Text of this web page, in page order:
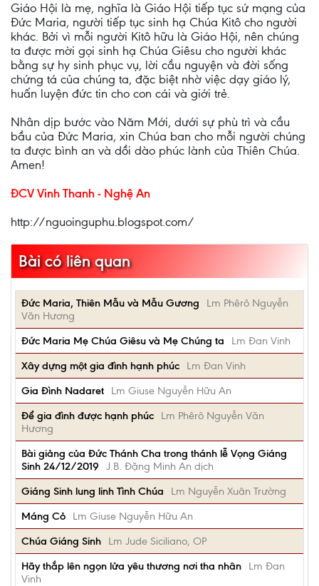
Giáo Hội là mẹ, nghĩa là Giáo Hội tiếp tục sứ mạng của
Đức Maria, người tiếp tục sinh hạ Chúa Kitô cho người
khác. Bởi vì mỗi người Kitô hữu là Giáo Hội, nên chúng
ta được mời gọi sinh hạ Chúa Giêsu cho người khác
bằng sự hy sinh phục vụ, lời cầu nguyện và đời sống
chứng tá của chúng ta, đặc biệt nhờ việc dạy giáo lý,
huấn luyện đức tin cho con cái và giới trẻ.
Nhân dịp bước vào Năm Mới, dưới sự phù trì và cầu
bầu của Đức Maria, xin Chúa ban cho mỗi người chúng
ta được bình an và dồi dào phúc lành của Thiên Chúa.
Amen!
ĐCV Vinh Thanh - Nghệ An
http://nguoinguphu.blogspot.com/
Bài có liên quan
Đức Maria, Thiên Mẫu và Mẫu Gương
Lm Phêrô Nguyễn
Văn Hương
Đức Maria Mẹ Chúa Giêsu và Mẹ Chúng ta
Lm Đan Vinh
Xây dựng một gia đình hạnh phúc
Lm Đan Vinh
Gia Đình Nadaret
Lm Giuse Nguyễn Hữu An
Để gia đình được hạnh phúc
Lm Phêrô Nguyễn Văn
Hương
Bài giảng của Đức Thánh Cha trong thánh lễ Vọng Giáng
Sinh 24/12/2019
J.B. Đặng Minh An dịch
Giáng Sinh lung linh Tình Chúa
Lm Nguyễn Xuân Trường
Máng Cỏ
Lm Giuse Nguyễn Hữu An
Chúa Giáng Sinh
Lm Jude Siciliano, OP
Hãy thắp lên ngọn lửa yêu thương nơi tha nhân
Lm Đan
Vinh